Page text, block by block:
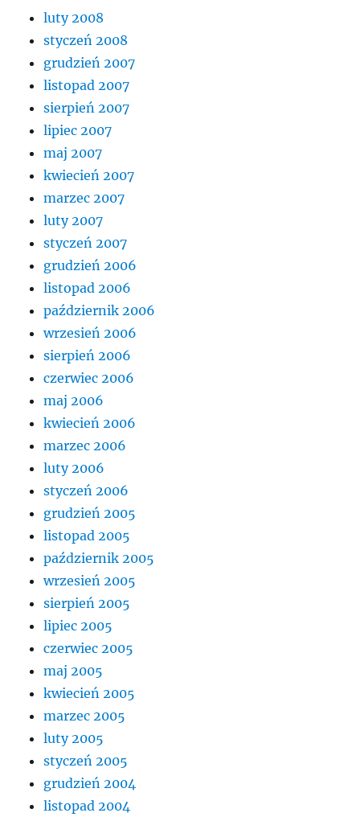
luty 2008
styczeń 2008
grudzień 2007
listopad 2007
sierpień 2007
lipiec 2007
maj 2007
kwiecień 2007
marzec 2007
luty 2007
styczeń 2007
grudzień 2006
listopad 2006
październik 2006
wrzesień 2006
sierpień 2006
czerwiec 2006
maj 2006
kwiecień 2006
marzec 2006
luty 2006
styczeń 2006
grudzień 2005
listopad 2005
październik 2005
wrzesień 2005
sierpień 2005
lipiec 2005
czerwiec 2005
maj 2005
kwiecień 2005
marzec 2005
luty 2005
styczeń 2005
grudzień 2004
listopad 2004